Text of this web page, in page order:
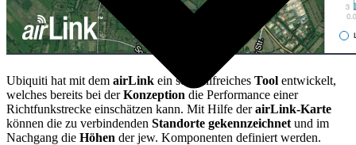
Ubiquiti hat mit dem airLink ein sehr hilfreiches Tool entwickelt,
welches bereits bei derKonzeption die Performance einer
Richtfunkstrecke einschätzen kann. Mit Hilfe derairLink-Karte
können die zu verbindenden Standorte gekennzeichnet und im
Nachgang die Höhen der jew. Komponenten definiert werden.